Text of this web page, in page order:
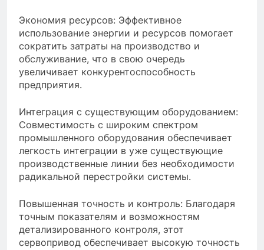
Экономия ресурсов: Эффективное
использование энергии и ресурсов помогает
сократить затраты на производство и
обслуживание, что в свою очередь
увеличивает конкурентоспособность
предприятия.
Интеграция с существующим оборудованием:
Совместимость с широким спектром
промышленного оборудования обеспечивает
легкость интеграции в уже существующие
производственные линии без необходимости
радикальной перестройки системы.
Повышенная точность и контроль: Благодаря
точным показателям и возможностям
детализированного контроля, этот
сервопривод обеспечивает высокую точность